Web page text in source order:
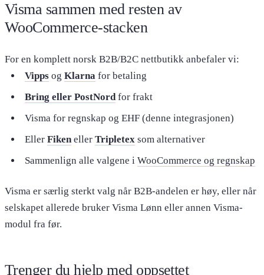
Visma sammen med resten av
WooCommerce-stacken
For en komplett norsk B2B/B2C nettbutikk anbefaler vi:
Vipps ogKlarna for betaling
Bring eller PostNordfor frakt
Visma for regnskap og EHF (denne integrasjonen)
EllerFikenellerTripletex som alternativer
Sammenlign alle valgene iWooCommerce og regnskap
Visma er særlig sterkt valg når B2B-andelen er høy, eller når
selskapet allerede bruker Visma Lønn eller annen Visma-
modul fra før.
Trenger du hjelp med oppsettet